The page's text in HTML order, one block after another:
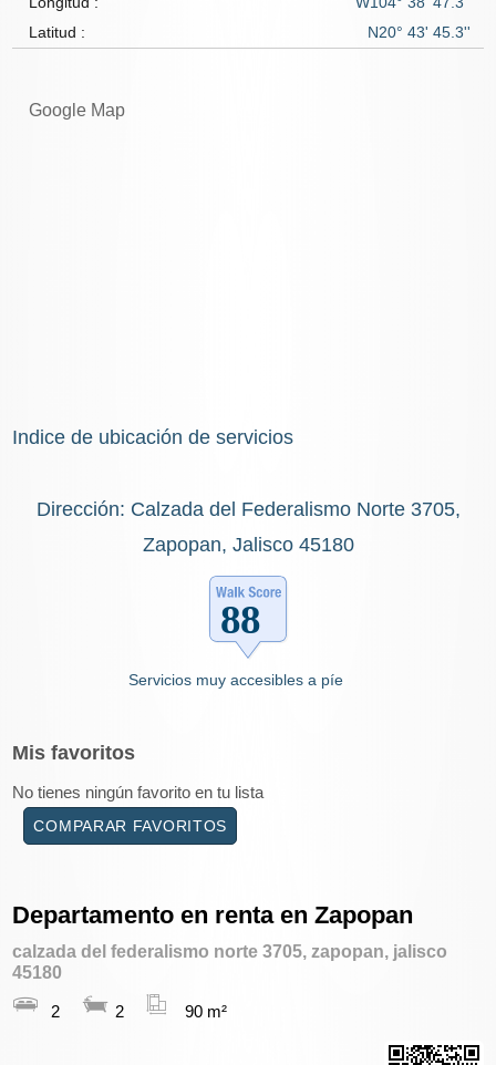
Latitud :
N20° 43' 45.3''
Google Map
Indice de ubicación de servicios
Dirección: Calzada del Federalismo Norte 3705,
Zapopan, Jalisco 45180
Servicios muy accesibles a píe
Mis favoritos
No tienes ningún favorito en tu lista
COMPARAR FAVORITOS
Departamento en renta en Zapopan
calzada del federalismo norte 3705, zapopan, jalisco
45180
2 2 90 m²